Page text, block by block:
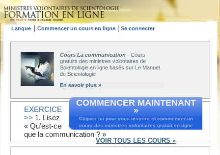
Langue Commencer un cours en ligne Se connecter
Cours La communication - Cours
gratuits des ministres volontaires de
Scientologie en ligne basés sur Le Manuel
de Scientologie
En savoir plus »
COMMENCER MAINTENANT
»
Cliquez ici pour vous inscrire et commencer un
cours des ministres volontaires gratuit en ligne
VOIR TOUS LES COURS »
EXERCICE
>> 1. Lisez
« Qu’est-ce
que la communication ? »